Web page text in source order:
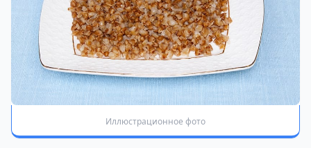
Иллюстрационное фото